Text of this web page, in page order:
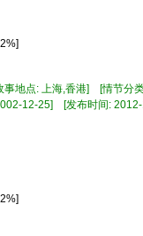
地点: 上海,香港] [情节分
12-25] [发布时间: